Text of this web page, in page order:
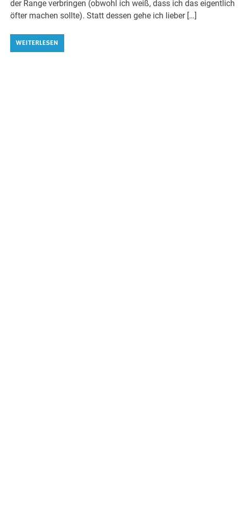
der Range verbringen (obwohl ich weiß, dass ich das eigentlich
öfter machen sollte). Statt dessen gehe ich lieber […]
WEITERLESEN